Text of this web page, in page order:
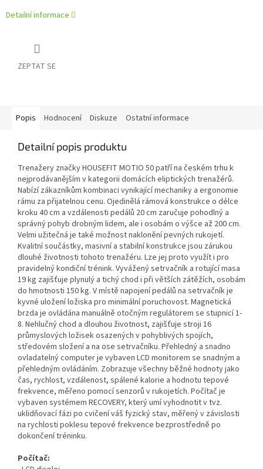
Detailní informace
ZEPTAT SE
Popis Hodnocení Diskuze Ostatní informace
Detailní popis produktu
Trenažery značky HOUSEFIT MOTIO 50 patří na českém trhu k
nejprodávanějším v kategorii domácích eliptických trenažérů.
Nabízí zákazníkům kombinaci vynikající mechaniky a ergonomie
rámu za přijatelnou cenu. Ojedinělá rámová konstrukce o délce
kroku 40 cm a vzdálenosti pedálů 20 cm zaručuje pohodlný a
správný pohyb drobným lidem, ale i osobám o výšce až 200 cm.
Velmi užitečná je také možnost naklonění pevných rukojetí.
Kvalitní součástky, masivní a stabilní konstrukce jsou zárukou
dlouhé životnosti tohoto trenažéru. Lze jej proto využít i pro
pravidelný kondiční trénink. Vyvážený setrvačník a rotující masa
19 kg zajišťuje plynulý a tichý chod i při větších zátěžích, osobám
do hmotnosti 150 kg. V místě napojení pedálů na setrvačník je
kyvné uložení ložiska pro minimální poruchovost. Magnetická
brzda je ovládána manuálně otočným regulátorem se stupnicí 1-
8. Nehlučný chod a dlouhou životnost, zajišťuje stroji 16
průmyslových ložisek osazených v pohyblivých spojích,
středovém složení a na ose setrvačníku. Přehledný a snadno
ovladatelný computer je vybaven LCD monitorem se snadným a
přehledným ovládáním. Zobrazuje všechny běžné hodnoty jako
čas, rychlost, vzdálenost, spálené kalorie a hodnotu tepové
frekvence, měřeno pomocí senzorů v rukojetích. Počítač je
vybaven systémem RECOVERY, který umí vyhodnotit v tvz.
uklidňovací fázi po cvičení váš fyzický stav, měřený v závislosti
na rychlosti poklesu tepové frekvence bezprostředně po
dokončení tréninku.
Počítač: